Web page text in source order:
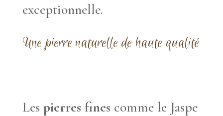
exceptionnelle.
Une pierre naturelle de haute qualité
Les pierres fines comme le Jaspe